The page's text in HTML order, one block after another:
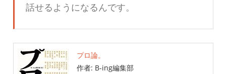
話せるようになるんです。
プロ論。
作者: B-ing編集部